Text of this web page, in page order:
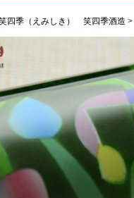
四季（えみしき） 笑四季酒造